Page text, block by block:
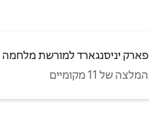
פארק יניסנגארד למורשת מלחמה
המלצה של 11 מקומיים